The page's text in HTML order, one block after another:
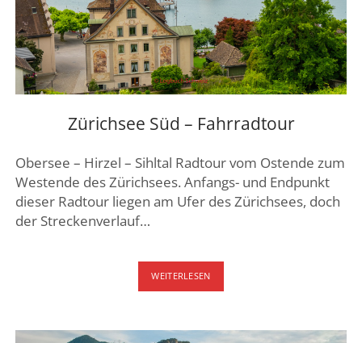
Zürichsee Süd – Fahrradtour
Obersee – Hirzel – Sihltal Radtour vom Ostende zum
Westende des Zürichsees. Anfangs- und Endpunkt
dieser Radtour liegen am Ufer des Zürichsees, doch
der Streckenverlauf…
WEITERLESENZÜRICHSEE
SÜD